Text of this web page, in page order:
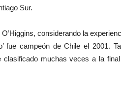
Sur.
considerando la
fue campeón de Chile el 2001.
muchas veces a la